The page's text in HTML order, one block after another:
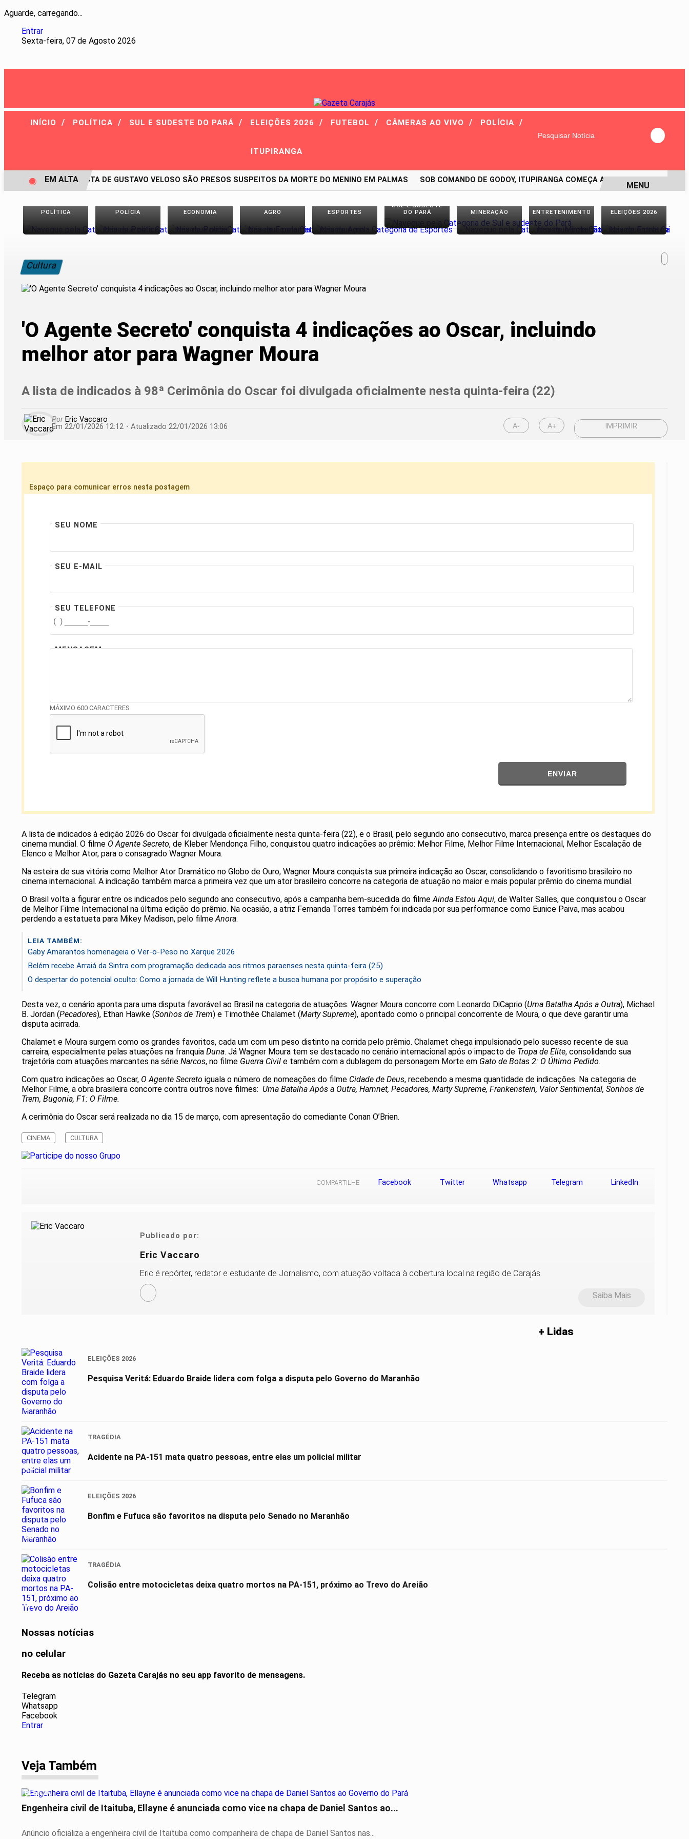
Aguarde, carregando...
Entrar
Sexta-feira, 07 de Agosto 2026
Pesquisar Notícia
INÍCIO / POLÍTICA / SUL E SUDESTE DO PARÁ / ELEIÇÕES 2026 / FUTEBOL / CÂMERAS AO VIVO / POLÍCIA /
ITUPIRANGA
PAI E MADRASTA DE GUSTAVO VELOSO SÃO PRESOS SUSPEITOS DA MORTE DO MENINO EM PALMAS SOB COMANDO DE GODOY, ITUPIRANGA COMEÇA A RECUPERAR TEMPO
EM ALTA
MENU
POLÍTICA POLÍCIA ECONOMIA AGRO ESPORTES
SUL E SUDESTE
DO PARÁ
MINERAÇÃO ENTRETENIMENTO ELEIÇÕES 2026
Cultura
'O Agente Secreto' conquista 4 indicações ao Oscar, incluindo
melhor ator para Wagner Moura
A lista de indicados à 98ª Cerimônia do Oscar foi divulgada oficialmente nesta quinta-feira (22)
Por Eric Vaccaro
Em 22/01/2026 12:12 - Atualizado 22/01/2026 13:06 A- A+ IMPRIMIR
Espaço para comunicar erros nesta postagem
SEU NOME
SEU E-MAIL
SEU TELEFONE
MENSAGEM
MÁXIMO 600 CARACTERES.
ENVIAR
A lista de indicados à edição 2026 do Oscar foi divulgada oficialmente nesta quinta-feira (22), e o Brasil, pelo segundo ano consecutivo, marca presença entre os destaques do
cinema mundial. O filme O Agente Secreto, de Kleber Mendonça Filho, conquistou quatro indicações ao prêmio: Melhor Filme, Melhor Filme Internacional, Melhor Escalação de
Elenco e Melhor Ator, para o consagrado Wagner Moura.
Na esteira de sua vitória como Melhor Ator Dramático no Globo de Ouro, Wagner Moura conquista sua primeira indicação ao Oscar, consolidando o favoritismo brasileiro no
cinema internacional. A indicação também marca a primeira vez que um ator brasileiro concorre na categoria de atuação no maior e mais popular prêmio do cinema mundial.
O Brasil volta a figurar entre os indicados pelo segundo ano consecutivo, após a campanha bem-sucedida do filmeAinda Estou Aqui, de Walter Salles, que conquistou o Oscar
de Melhor Filme Internacional na última edição do prêmio. Na ocasião, a atriz Fernanda Torres também foi indicada por sua performance como Eunice Paiva, mas acabou
perdendo a estatueta para Mikey Madison, pelo filmeAnora.
LEIA TAMBÉM:
Gaby Amarantos homenageia o Ver-o-Peso no Xarque 2026
Belém recebe Arraiá da Sintra com programação dedicada aos ritmos paraenses nesta quinta-feira (25)
O despertar do potencial oculto: Como a jornada de Will Hunting reflete a busca humana por propósito e superação
Desta vez, o cenário aponta para uma disputa favorável ao Brasil na categoria de atuações. Wagner Moura concorre com Leonardo DiCaprio (Uma Batalha Após a Outra), Michael
B. Jordan (Pecadores), Ethan Hawke (Sonhos de Trem) e Timothée Chalamet (Marty Supreme), apontado como o principal concorrente de Moura, o que deve garantir uma
disputa acirrada.
Chalamet e Moura surgem como os grandes favoritos, cada um com um peso distinto na corrida pelo prêmio. Chalamet chega impulsionado pelo sucesso recente de sua
carreira, especialmente pelas atuações na franquia Duna. Já Wagner Moura tem se destacado no cenário internacional após o impacto de Tropa de Elite, consolidando sua
trajetória com atuações marcantes na série Narcos, no filme Guerra Civil e também com a dublagem do personagem Morte em Gato de Botas 2: O Último Pedido.
Com quatro indicações ao Oscar, O Agente Secreto iguala o número de nomeações do filme Cidade de Deus, recebendo a mesma quantidade de indicações. Na categoria de
Melhor Filme, a obra brasileira concorre contra outros nove filmes: Uma Batalha Após a Outra, Hamnet, Pecadores, Marty Supreme, Frankenstein, Valor Sentimental, Sonhos de
Trem, Bugonia, F1: O Filme.
A cerimônia do Oscar será realizada no dia 15 de março, com apresentação do comediante Conan O’Brien.
CINEMA CULTURA
COMPARTILHE Facebook Twitter Whatsapp Telegram LinkedIn
Publicado por:
Eric Vaccaro
Eric é repórter, redator e estudante de Jornalismo, com atuação voltada à cobertura local na região de Carajás.
Saiba Mais
+ Lidas
01
ELEIÇÕES 2026
Pesquisa Veritá: Eduardo Braide lidera com folga a disputa pelo Governo do Maranhão
02
TRAGÉDIA
Acidente na PA-151 mata quatro pessoas, entre elas um policial militar
03
ELEIÇÕES 2026
Bonfim e Fufuca são favoritos na disputa pelo Senado no Maranhão
04
TRAGÉDIA
Colisão entre motocicletas deixa quatro mortos na PA-151, próximo ao Trevo do Areião
Nossas notícias
no celular
Receba as notícias do Gazeta Carajás no seu app favorito de mensagens.
Telegram
Whatsapp
Facebook
Entrar
Veja Também
ELEIÇÃO
Engenheira civil de Itaituba, Ellayne é anunciada como vice na chapa de Daniel Santos ao...
Anúncio oficializa a engenheira civil de Itaituba como companheira de chapa de Daniel Santos nas...